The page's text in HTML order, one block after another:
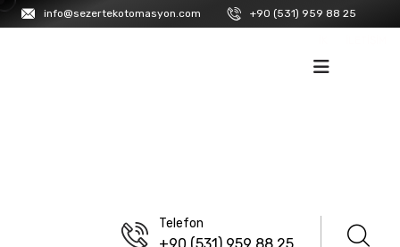
info@sezertekotomasyon.com +90 (531) 959 88 25
Telefon